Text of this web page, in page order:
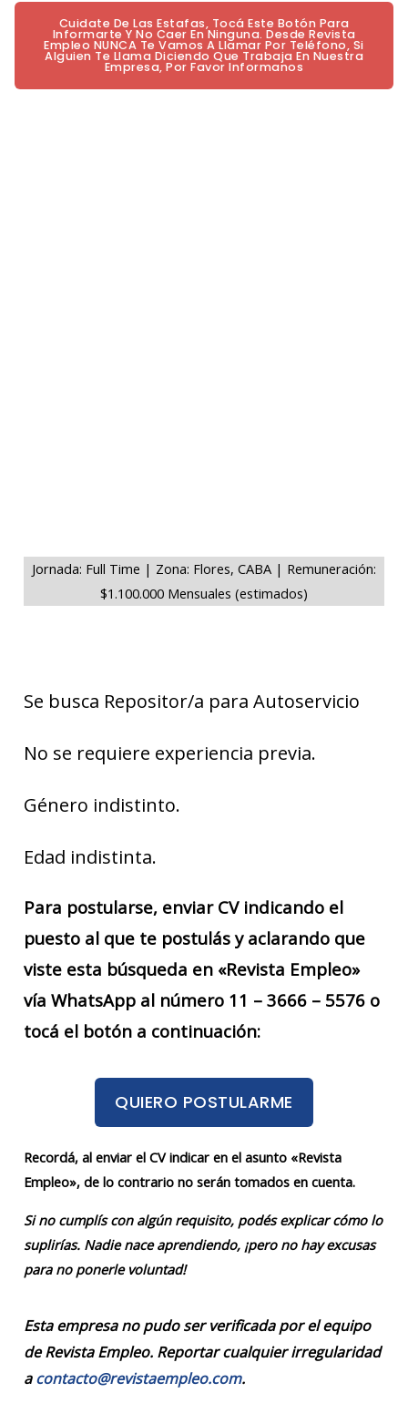
Cuidate De Las Estafas, Tocá Este Botón Para
Informarte Y No Caer En Ninguna. Desde Revista
Empleo NUNCA Te Vamos A Llamar Por Teléfono, Si
Alguien Te Llama Diciendo Que Trabaja En Nuestra
Empresa, Por Favor Informanos
Jornada: Full Time | Zona: Flores, CABA | Remuneración:
$1.100.000 Mensuales (estimados)
Se busca Repositor/a para Autoservicio
No se requiere experiencia previa.
Género indistinto.
Edad indistinta.
Para postularse, enviar CV indicando el
puesto al que te postulás y aclarando que
viste esta búsqueda en «Revista Empleo»
vía WhatsApp al número 11 – 3666 – 5576 o
tocá el botón a continuación:
QUIERO POSTULARME
Recordá, al enviar el CV indicar en el asunto «Revista
Empleo», de lo contrario no serán tomados en cuenta.
Si no cumplís con algún requisito, podés explicar cómo lo
suplirías. Nadie nace aprendiendo, ¡pero no hay excusas
para no ponerle voluntad!
Esta empresa no pudo ser verificada por el equipo
de Revista Empleo. Reportar cualquier irregularidad
acontacto@revistaempleo.com.